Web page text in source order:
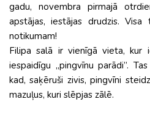
gadu, novembra pirmajā
apstājas, iestājas drudzis.
notikumam!
Filipa salā ir vienīgā vieta, kur
iespaidīgu „pingvīnu parādi”.
kad, saķēruši zivis, pingvīni
mazuļus, kuri slēpjas zālē.